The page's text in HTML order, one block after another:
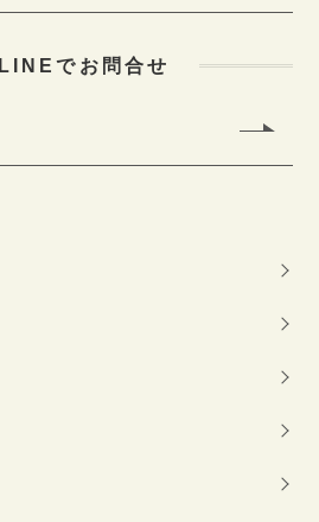
LINEでお問合せ